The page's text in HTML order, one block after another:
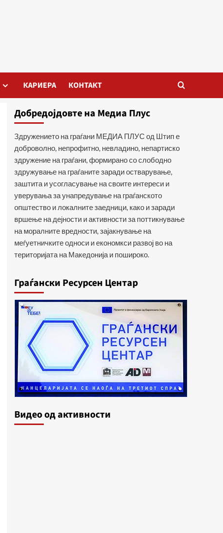
КАРИЕРА КОНТАКТ
Добредојдовте на Медиа Плус
Здружението на граѓани МЕДИА ПЛУС од Штип е
доброволно, непрофитно, невладино, непартиско
здружение на граѓани, формирано со слободно
здружување на граѓаните заради остварување,
заштита и усогласување на своите интереси и
уверувања за унапредување на граѓанското
општество и локалните заедници, како и заради
вршење на дејности и активности за поттикнување
на моралните вредности, зајакнување на
меѓуетничките односи и економкси развој во на
територијата на Македонија и пошироко.
Граѓански Ресурсен Центар
Видеo од активности